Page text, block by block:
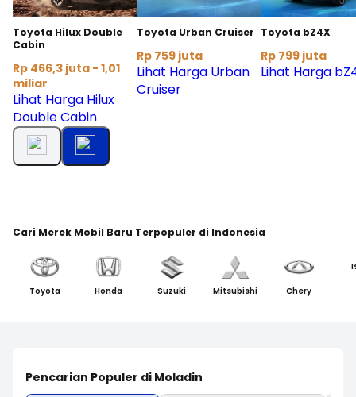
Toyota Hilux Double
Cabin
Rp 466,3 juta - 1,01
miliar
Lihat Harga Hilux
Double Cabin
Toyota Urban Cruiser
Rp 759 juta
Lihat Harga Urban
Cruiser
Toyota bZ4X
Rp 799 juta
Lihat Harga
Cari Merek Mobil Baru Terpopuler di Indonesia
Toyota Honda Suzuki Mitsubishi Chery
Pencarian Populer di Moladin